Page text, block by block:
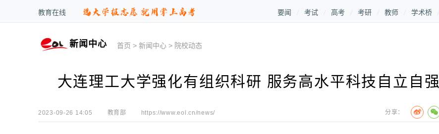
教育在线 要闻 考试 高考 考研 教师 学术桥
新闻中心 首页 >新闻中心 > 院校动态
大连理工大学强化有组织科研 服务高水平科技自立自强
2023-09-26 14:05 教育部 https://www.eol.cn/news/ 分享：